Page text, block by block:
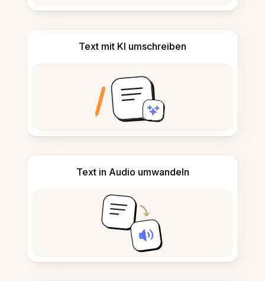
Text mit KI umschreiben
Text in Audio umwandeln